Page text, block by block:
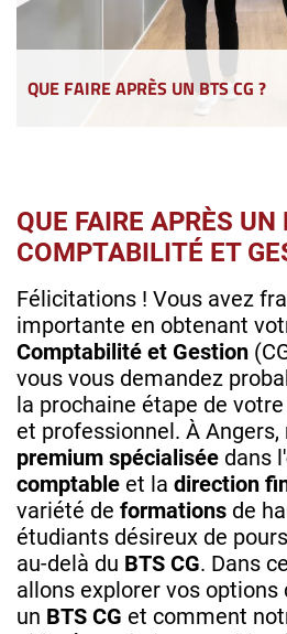
QUE FAIRE APRÈS UN BTS CG ?
QUE FAIRE APRÈS UN
COMPTABILITÉ ET
Félicitations ! Vous avez
importante en obtenant
Comptabilité et Gestion
vous vous demandez
la prochaine étape de
et professionnel. À Angers,
premium spécialisée dans l'
comptable et la direction
variété de formations de
étudiants désireux de
au-delà du BTS CG. Dans
allons explorer vos
un BTS CG et comment